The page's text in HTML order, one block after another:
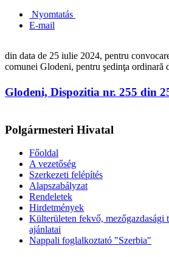
Nyomtatás
E-mail
din data de 25 iulie 2024, pentru
comunei Glodeni, pentru şedinţa ordinară
Glodeni, Dispozitia nr. 255 din
Polgármesteri Hivatal
Főoldal
A vezetőség
Szerkezeti felépítés
Alapszabályzat
Rendeletek
Hirdetmények
Külterületen fekvő, mezőgazdasági
ajánlatai
Nappali foglalkoztató "Szerbia"